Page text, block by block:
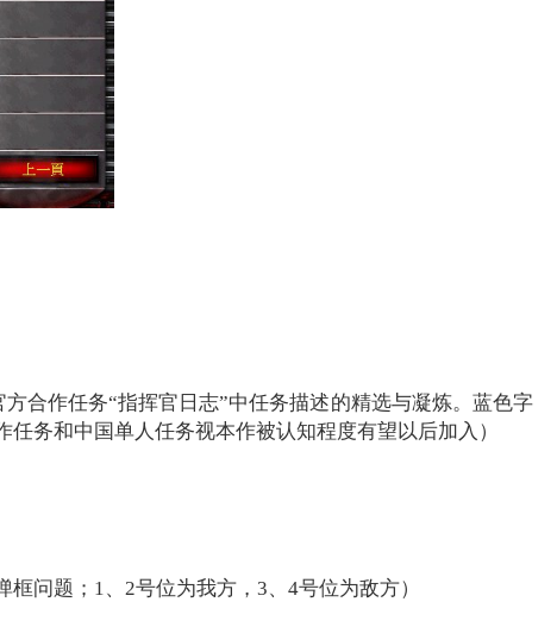
作任务“指挥官日志”中任务描述的精选与凝炼。蓝色字
务和中国单人任务视本作被认知程度有望以后加入）
问题；1、2号位为我方，3、4号位为敌方）